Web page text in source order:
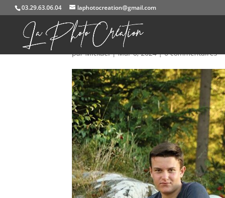
03.29.63.06.04 laphotocreation@gmail.com
584A9174
parMickael|Mar 6, 2024|0 commentaires